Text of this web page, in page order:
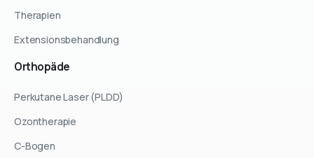
Therapien
Extensionsbehandlung
Orthopäde
Perkutane Laser (PLDD)
Ozontherapie
C-Bogen